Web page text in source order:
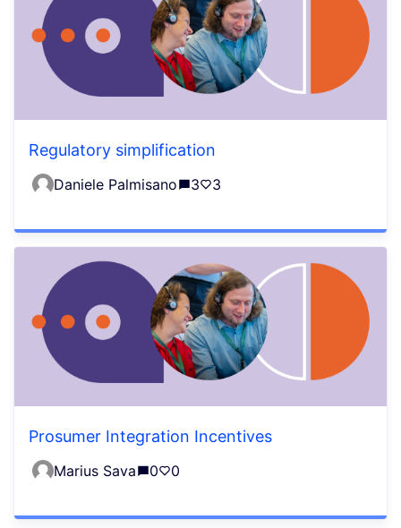
Regulatory simplification
Daniele Palmisano 3 3
Prosumer Integration Incentives
Marius Sava 0 0